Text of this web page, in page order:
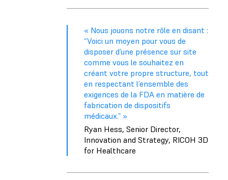
« Nous jouons notre rôle en disant :
“Voici un moyen pour vous de
disposer d’une présence sur site
comme vous le souhaitez en
créant votre propre structure, tout
en respectant l’ensemble des
exigences de la FDA en matière de
fabrication de dispositifs
médicaux.” »
Ryan Hess, Senior Director,
Innovation and Strategy, RICOH 3D
for Healthcare